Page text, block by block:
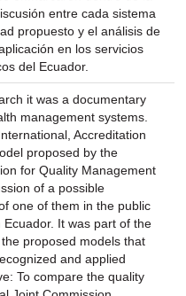
entre cada sistema
propuesto y el análisis de
en los servicios
del Ecuador.
it was a documentary
management systems.
Accreditation
proposed by the
for Quality Management
of a possible
one of them in the public
Ecuador. It was part of the
proposed models that
and applied
To compare the quality